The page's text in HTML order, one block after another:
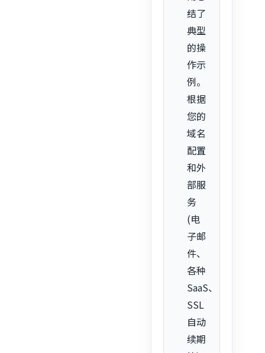
结了
典型
的操
作示
例。
根据
您的
域名
配置
和外
部服
务
(电
子邮
件、
各种
SaaS、
SSL
自动
续期